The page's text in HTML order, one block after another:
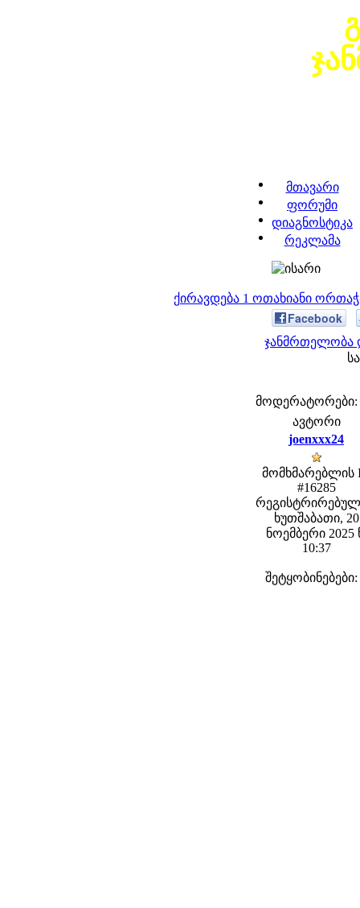
მთავარი
ფორუმი
დიაგნოსტიკა
რეკლამა
ქირავდება 1 ოთახიანი
Facebook
ჯანმრთელობა
მოდერატორები:
ავტორი
joenxxx24
მომხმარებლის
#16285
ხუთშაბათი, 20
ნოემბერი 2025
10:37
შეტყობინებები: